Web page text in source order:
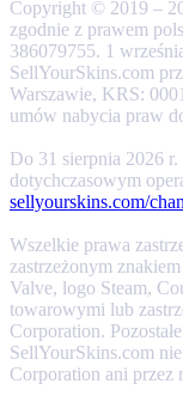
Copyright © 2019 –
zgodnie z prawem
386079755. 1
SellYourSkins.com
Warszawie, KRS:
umów nabycia praw
Do 31 sierpnia 2026
dotychczasowym
sellyourskins.com/
Wszelkie prawa
zastrzeżonym
Valve, logo Steam,
towarowymi lub
Corporation.
SellYourSkins.com
Corporation ani przez